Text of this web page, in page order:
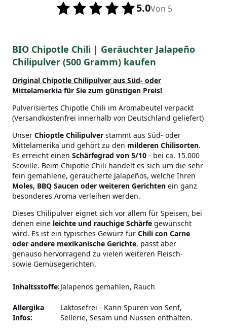
5.0Von 5
BIO Chipotle Chili | Geräuchter Jalapeño
Chilipulver (500 Gramm) kaufen
Original Chipotle Chilipulver aus Süd- oder
Mittelamerkia für Sie zum günstigen Preis!
Pulverisiertes Chipotle Chili im Aromabeutel verpackt
(Versandkostenfrei innerhalb von Deutschland geliefert)
Unser Chioptle Chilipulver stammt aus Süd- oder
Mittelamerika und gehört zu den milderen Chilisorten.
Es erreicht einen Schärfegrad von 5/10 - bei ca. 15.000
Scoville. Beim Chipotle Chili handelt es sich um die sehr
fein gemahlene, geräucherte Jalapeños, welche Ihren
Moles, BBQ Saucen oder weiteren Gerichten ein ganz
besonderes Aroma verleihen werden.
Dieses Chilipulver eignet sich vor allem für Speisen, bei
denen eine leichte und rauchige Schärfe gewünscht
wird. Es ist ein typisches Gewürz für Chili con Carne
oder andere mexikanische Gerichte, passt aber
genauso hervorragend zu vielen weiteren Fleisch-
sowie Gemüsegerichten.
Inhaltsstoffe:Jalapenos gemahlen, Rauch
Allergika
Infos:
Laktosefrei - Kann Spuren von Senf,
Sellerie, Sesam und Nüssen enthalten.